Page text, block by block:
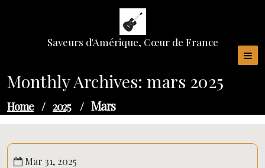
Saveurs d'Amérique, Cœur de France
Monthly Archives: mars 2025
Home / 2025 / Mars
Mar 31, 2025